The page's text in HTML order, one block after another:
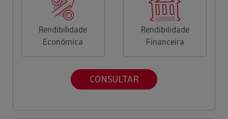
Rendibilidade
Económica
Rendibilidade
Financeira
CONSULTAR